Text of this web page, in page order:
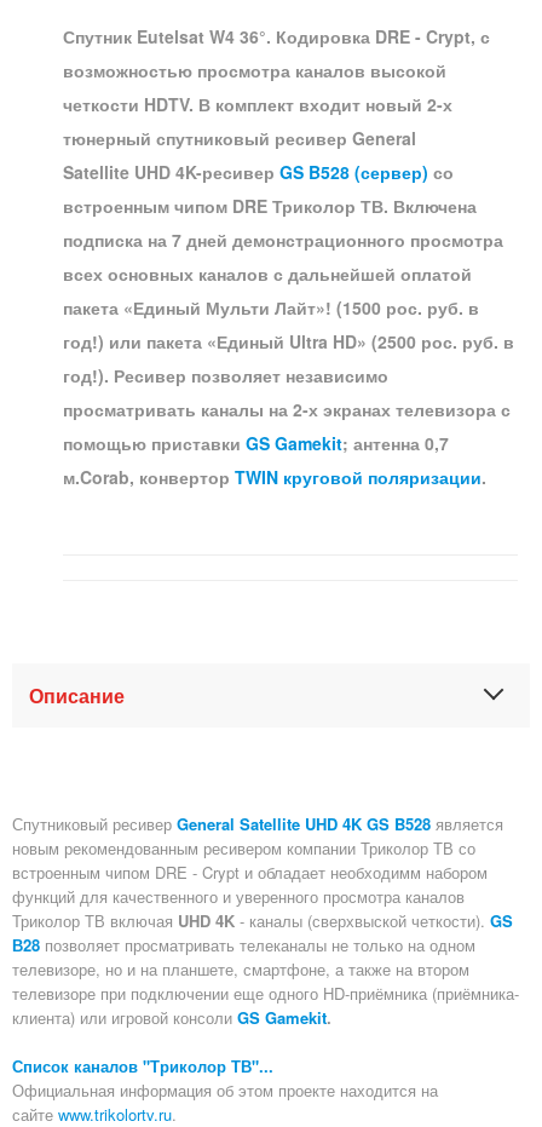
Спутник Eutelsat W4 36°. Кодировка DRE - Crypt, с
возможностью просмотра каналов высокой
четкости HDTV. В комплект входит новый 2-х
тюнерный спутниковый ресивер General
Satellite UHD 4K-ресивер GS B528 (сервер) со
встроенным чипом DRE Триколор ТВ. Включена
подписка на 7 дней демонстрационного просмотра
всех основных каналов с дальнейшей оплатой
пакета «Единый Мульти Лайт»! (1500 рос. руб. в
год!) или пакета «Единый Ultra HD» (2500 рос. руб. в
год!). Ресивер позволяет независимо
просматривать каналы на 2-х экранах телевизора с
помощью приставки GS Gamekit; антенна 0,7
м.Corab, конвертор TWIN круговой поляризации.
Описание
Спутниковый ресивер General Satellite UHD 4K GS B528 является
новым рекомендованным ресивером компании Триколор ТВ со
встроенным чипом DRE - Crypt и обладает необходимм набором
функций для качественного и уверенного просмотра каналов
Триколор ТВ включая UHD 4K - каналы (сверхвыской четкости). GS
В28 позволяет просматривать телеканалы не только на одном
телевизоре, но и на планшете, смартфоне, а также на втором
телевизоре при подключении еще одного HD-приёмника (приёмника-
клиента) или игровой консоли GS Gamekit.
Список каналов "Триколор ТВ"...
Официальная информация об этом проекте находится на
сайте www.trikolortv.ru.